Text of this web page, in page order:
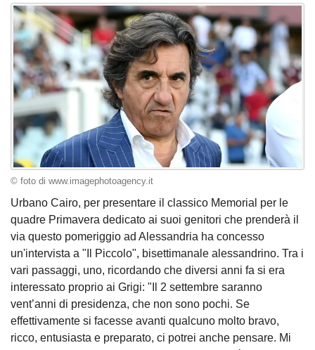
© foto di www.imagephotoagency.it
Urbano Cairo, per presentare il classico Memorial per le
quadre Primavera dedicato ai suoi genitori che prenderà il
via questo pomeriggio ad Alessandria ha concesso
un'intervista a "Il Piccolo", bisettimanale alessandrino. Tra i
vari passaggi, uno, ricordando che diversi anni fa si era
interessato proprio ai Grigi: "Il 2 settembre saranno
vent’anni di presidenza, che non sono pochi. Se
effettivamente si facesse avanti qualcuno molto bravo,
ricco, entusiasta e preparato, ci potrei anche pensare. Mi